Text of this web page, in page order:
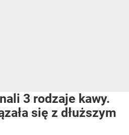
3 rodzaje kawy.
się z dłuższym